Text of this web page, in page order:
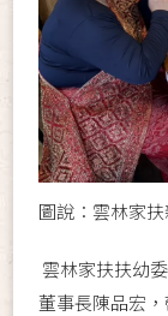
圖說：雲林家
雲林家扶扶幼
董事長陳品宏